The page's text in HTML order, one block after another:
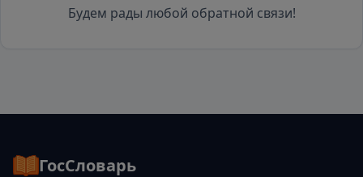
Будем рады любой обратной связи!
ГосСловарь